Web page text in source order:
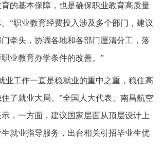
的基本保障，也是确保职业教育高质量
“职业教育经费投入涉及多个部门，建议
牵头，协调各地和各部门厘清分工，落
业教育办学条件的改善。”
业工作一直是稳就业的重中之重，稳住高
了就业大局。”全国人大代表、南昌航空
，一方面，建议国家层面从顶层设计上
就业指导服务，出台相关引招毕业生优